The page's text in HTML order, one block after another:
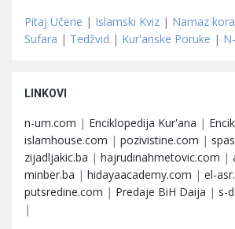
Pitaj Učene | Islamski Kviz | Namaz
Sufara | Tedžvid | Kur'anske Poruke |
LINKOVI
n-um.com | Enciklopedija Kur'ana |
islamhouse.com | pozivistine.com |
zijadljakic.ba | hajrudinahmetovic.com |
minber.ba | hidayaacademy.com | el-
putsredine.com | Predaje BiH Daija | s-
|